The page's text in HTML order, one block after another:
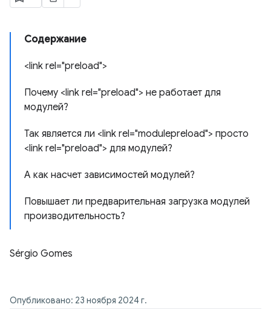
Содержание
<link rel="preload">
Почему <link rel="preload"> не работает для
модулей?
Так является ли <link rel="modulepreload"> просто
<link rel="preload"> для модулей?
А как насчет зависимостей модулей?
Повышает ли предварительная загрузка модулей
производительность?
Sérgio Gomes
Опубликовано: 23 ноября 2024 г.